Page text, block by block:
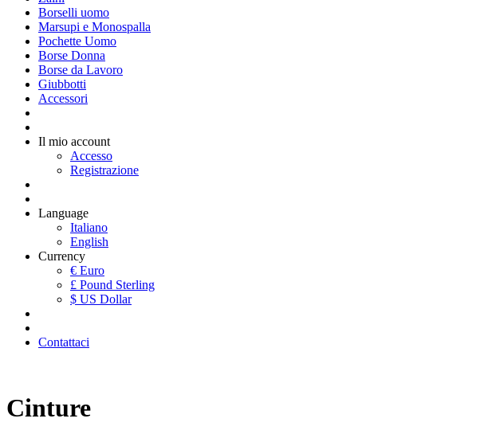
Borselli uomo
Marsupi e Monospalla
Pochette Uomo
Borse Donna
Borse da Lavoro
Giubbotti
Accessori
Il mio account
Accesso
Registrazione
Language
Italiano
English
Currency
€ Euro
£ Pound Sterling
$ US Dollar
Contattaci
Cinture